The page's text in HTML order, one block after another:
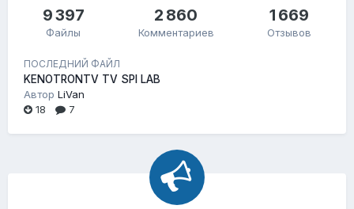
9 397
Файлы
2 860
Комментариев
1 669
Отзывов
ПОСЛЕДНИЙ ФАЙЛ
KENOTRONTV TV SPI LAB
Автор LiVan
18
7